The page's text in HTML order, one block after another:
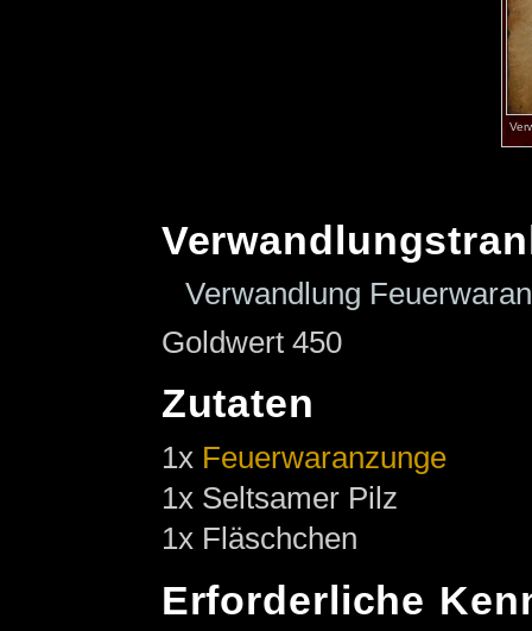
Verwandlung
Goldwert 450
Zutaten
1x Feuerwaranzunge
1x Seltsamer Pilz
1x Fläschchen
Erforderliche